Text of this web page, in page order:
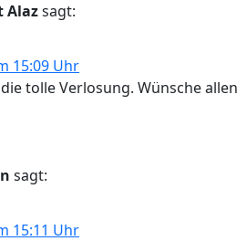
Alazsagt:
15:09 Uhr
tolle Verlosung. Wünsche allen
sagt:
15:11 Uhr